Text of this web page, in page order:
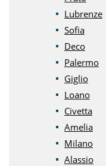
Lubrenze
Sofia
Deco
Palermo
Giglio
Loano
Civetta
Amelia
Milano
Alassio